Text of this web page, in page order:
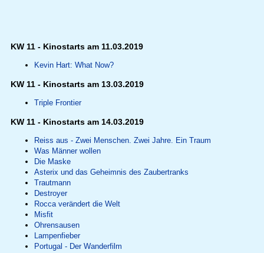
KW 11 - Kinostarts am 11.03.2019
Kevin Hart: What Now?
KW 11 - Kinostarts am 13.03.2019
Triple Frontier
KW 11 - Kinostarts am 14.03.2019
Reiss aus - Zwei Menschen. Zwei Jahre. Ein Traum
Was Männer wollen
Die Maske
Asterix und das Geheimnis des Zaubertranks
Trautmann
Destroyer
Rocca verändert die Welt
Misfit
Ohrensausen
Lampenfieber
Portugal - Der Wanderfilm